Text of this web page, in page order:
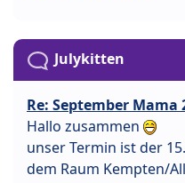
Julykitten
Re: September Mama
Hallo zusammen
unser Termin ist der
dem Raum Kempten/